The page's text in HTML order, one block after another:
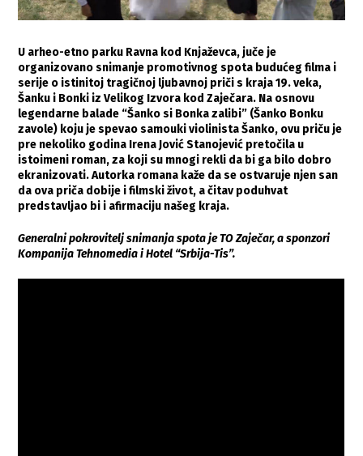
U arheo-etno parku Ravna kod Knjaževca, juče je
organizovano snimanje promotivnog spota budućeg filma i
serije o istinitoj tragičnoj ljubavnoj priči s kraja 19. veka,
Šanku i Bonki iz Velikog Izvora kod Zaječara. Na osnovu
legendarne balade “Šanko si Bonka zalibi” (Šanko Bonku
zavole) koju je spevao samouki violinista Šanko, ovu priču je
pre nekoliko godina Irena Jović Stanojević pretočila u
istoimeni roman, za koji su mnogi rekli da bi ga bilo dobro
ekranizovati. Autorka romana kaže da se ostvaruje njen san
da ova priča dobije i filmski život, a čitav poduhvat
predstavljao bi i afirmaciju našeg kraja.
Generalni pokrovitelj snimanja spota je TO Zaječar, a sponzori
Kompanija Tehnomedia i Hotel “Srbija-Tis”.